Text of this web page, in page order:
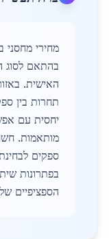
מחירי מחסני
בהתאם לסוג
האישית.
תחרות בין
יחסית עם
מותאמות.
ספקים
בפתרונות
הספציפיים